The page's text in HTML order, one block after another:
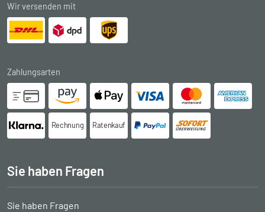
Wir versenden mit
Zahlungsarten
Rechnung Ratenkauf
Sie haben Fragen
Sie haben Fragen